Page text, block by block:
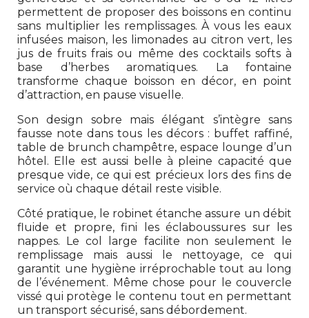
permettent de proposer des boissons en continu
sans multiplier les remplissages. À vous les eaux
infusées maison, les limonades au citron vert, les
jus de fruits frais ou même des cocktails softs à
base d’herbes aromatiques. La fontaine
transforme chaque boisson en décor, en point
d’attraction, en pause visuelle.
Son design sobre mais élégant s’intègre sans
fausse note dans tous les décors : buffet raffiné,
table de brunch champêtre, espace lounge d’un
hôtel. Elle est aussi belle à pleine capacité que
presque vide, ce qui est précieux lors des fins de
service où chaque détail reste visible.
Côté pratique, le robinet étanche assure un débit
fluide et propre, fini les éclaboussures sur les
nappes. Le col large facilite non seulement le
remplissage mais aussi le nettoyage, ce qui
garantit une hygiène irréprochable tout au long
de l’événement. Même chose pour le couvercle
vissé qui protège le contenu tout en permettant
un transport sécurisé, sans débordement.